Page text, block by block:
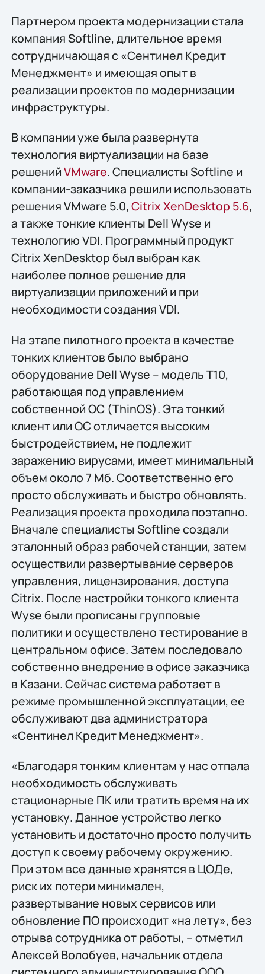
Партнером проекта модернизации стала
компания Softline, длительное время
сотрудничающая с «Сентинел Кредит
Менеджмент» и имеющая опыт в
реализации проектов по модернизации
инфраструктуры.
В компании уже была развернута
технология виртуализации на базе
решенийVMware. Специалисты Softline и
компании-заказчика решили использовать
решения VMware 5.0, Citrix XenDesktop 5.6,
а также тонкие клиенты Dell Wyse и
технологию VDI. Программный продукт
Citrix XenDesktop был выбран как
наиболее полное решение для
виртуализации приложений и при
необходимости создания VDI.
На этапе пилотного проекта в качестве
тонких клиентов было выбрано
оборудование Dell Wyse – модель T10,
работающая под управлением
собственной ОС (ThinOS). Эта тонкий
клиент или ОС отличается высоким
быстродействием, не подлежит
заражению вирусами, имеет минимальный
объем около 7 Мб. Соответственно его
просто обслуживать и быстро обновлять.
Реализация проекта проходила поэтапно.
Вначале специалисты Softline создали
эталонный образ рабочей станции, затем
осуществили развертывание серверов
управления, лицензирования, доступа
Citrix. После настройки тонкого клиента
Wyse были прописаны групповые
политики и осуществлено тестирование в
центральном офисе. Затем последовало
собственно внедрение в офисе заказчика
в Казани. Сейчас система работает в
режиме промышленной эксплуатации, ее
обслуживают два администратора
«Сентинел Кредит Менеджмент».
«Благодаря тонким клиентам у нас отпала
необходимость обслуживать
стационарные ПК или тратить время на их
установку. Данное устройство легко
установить и достаточно просто получить
доступ к своему рабочему окружению.
При этом все данные хранятся в ЦОДе,
риск их потери минимален,
развертывание новых сервисов или
обновление ПО происходит «на лету», без
отрыва сотрудника от работы, – отметил
Алексей Волобуев, начальник отдела